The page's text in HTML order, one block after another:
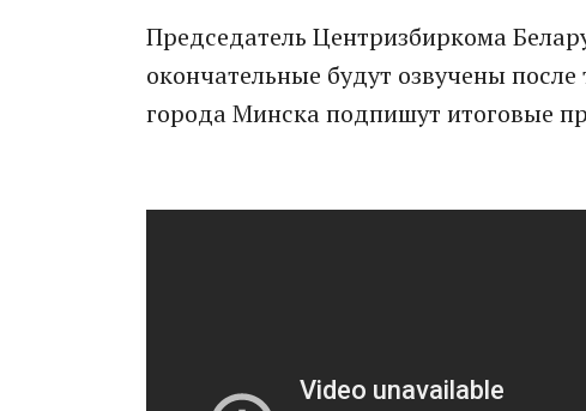
Председатель Центризбиркома
окончательные будут озвучены
города Минска подпишут итоговые